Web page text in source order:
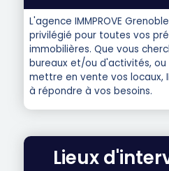
L'agence IMMPROVE
privilégié pour toutes vos
immobilières. Que vous
bureaux et/ou d'activités, ou
mettre en vente vos locaux,
à répondre à vos besoins.
Lieux